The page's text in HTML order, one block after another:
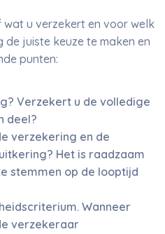
u verzekert en voor welk
de juiste keuze te maken en
punten:
Verzekert u de volledige
deel?
verzekering en de
Het is raadzaam
stemmen op de looptijd
Wanneer
verzekeraar